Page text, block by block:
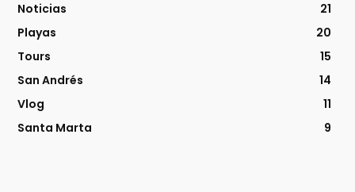
Noticias
21
Playas
20
Tours
15
San Andrés
14
Vlog
11
Santa Marta
9